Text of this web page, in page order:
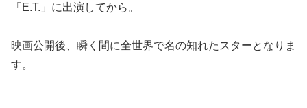
「E.T.」に出演してから。
映画公開後、瞬く間に全世界で名の知れたスターとなりま
す。